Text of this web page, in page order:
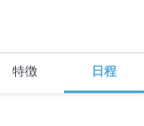
特徴 日程